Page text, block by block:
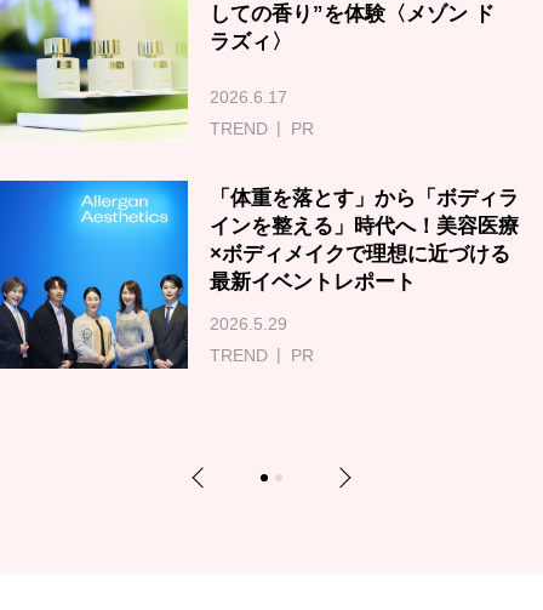
しての香り”を体験〈メゾン ド
ラズィ〉
2026.6.17
TREND
PR
「体重を落とす」から「ボディラ
インを整える」時代へ！美容医療
×ボディメイクで理想に近づける
最新イベントレポート
2026.5.29
TREND
PR
Previous 1 2 Next